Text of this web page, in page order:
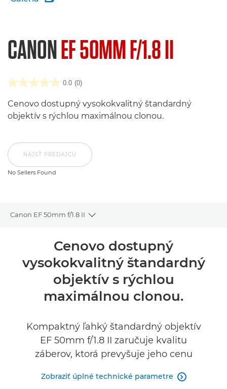
CANONEF 50MM F/1.8 II
0.0 (0)
Cenovo dostupný vysokokvalitný štandardný
objektív s rýchlou maximálnou clonou.
NÁJSŤ PREDAJCU
No Sellers Found
Canon EF 50mm f/1.8 II
Toggle breadcrumbs
Technické parametre
No Sellers Found
Cenovo dostupný
vysokokvalitný štandardný
objektív s rýchlou
maximálnou clonou.
Kompaktný ľahký štandardný objektív
EF 50mm f/1.8 II zaručuje kvalitu
záberov, ktorá prevyšuje jeho cenu
Zobraziť úplné technické parametre 